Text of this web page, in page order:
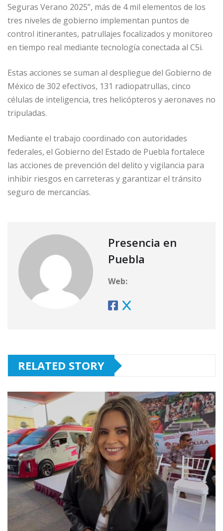
Seguras Verano 2025”, más de 4 mil elementos de los
tres niveles de gobierno implementan puntos de
control itinerantes, patrullajes focalizados y monitoreo
en tiempo real mediante tecnología conectada al C5i.
Estas acciones se suman al despliegue del Gobierno de
México de 302 efectivos, 131 radiopatrullas, cinco
células de inteligencia, tres helicópteros y aeronaves no
tripuladas.
Mediante el trabajo coordinado con autoridades
federales, el Gobierno del Estado de Puebla fortalece
las acciones de prevención del delito y vigilancia para
inhibir riesgos en carreteras y garantizar el tránsito
seguro de mercancías.
Presencia en
Puebla
Web:
RELATED STORY